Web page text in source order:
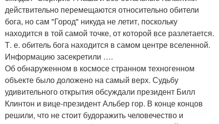
действительно перемещаются относительно обители
бога, но сам "Город" никуда не летит, поскольку
находится в той самой точке, от которой все разлетается.
Т. е. обитель бога находится в самом центре вселенной.
Информацию засекретили ….
Об обнаруженном в космосе странном техногенном
объекте было доложено на самый верх. Судьбу
удивительного открытия обсуждали президент Билл
Клинтон и вице-президент Альбер гор. В конце концов
решили, что не стоит будоражить человечество и